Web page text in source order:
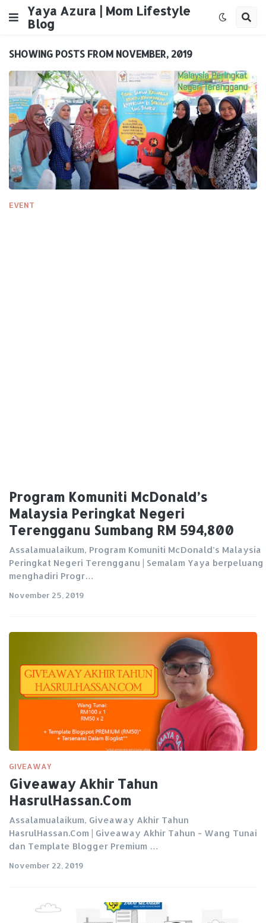
Yaya Azura | Mom Lifestyle
Blog
SHOWING POSTS FROM NOVEMBER, 2019
EVENT
Program Komuniti McDonald’s
Malaysia Peringkat Negeri
Terengganu Sumbang RM 594,800
Assalamualaikum, Program Komuniti McDonald’s Malaysia
Peringkat Negeri Terengganu | Semalam Yaya berpeluang
menghadiri Progr…
November 25, 2019
GIVEAWAY
Giveaway Akhir Tahun
HasrulHassan.Com
Assalamualaikum, Giveaway Akhir Tahun
HasrulHassan.Com | Giveaway Akhir Tahun - Wang Tunai
dan Template Blogger Premium …
November 22, 2019